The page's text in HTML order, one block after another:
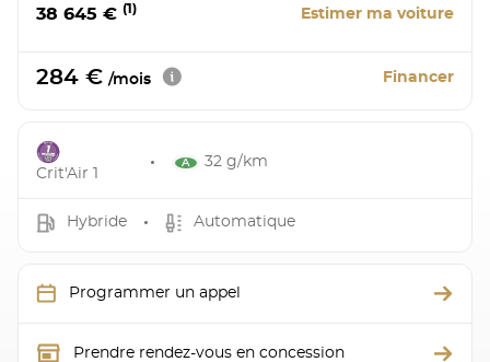
38 645 € (1) Estimer ma voiture
284 € /mois Financer
Crit'Air 1
32 g/km
Hybride Automatique
Programmer un appel
Prendre rendez-vous en concession